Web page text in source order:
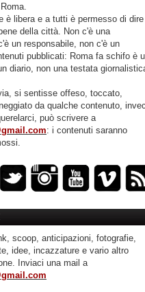
è libera e a tutti è permesso di dire
della città. Non c'è una
un responsabile, non c'è un
pubblicati: Roma fa schifo è
diario, non una testata
si sentisse offeso, toccato,
da qualche contenuto,
può scrivere a
: i contenuti saranno
scoop, anticipazioni, fotografie,
idee, incazzature e vario altro
Inviaci una mail a